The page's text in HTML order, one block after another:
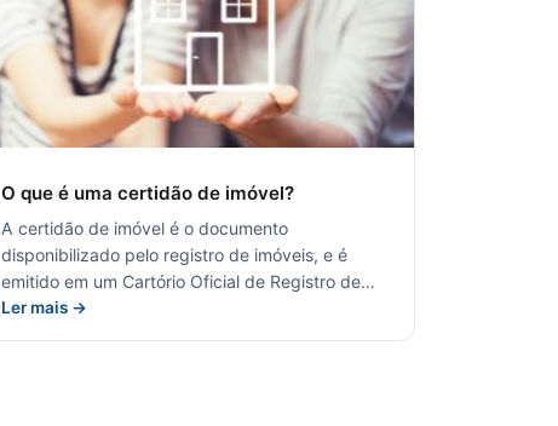
O que é uma certidão de imóvel?
A certidão de imóvel é o documento
disponibilizado pelo registro de imóveis, e é
emitido em um Cartório Oficial de Registro de…
Ler mais →